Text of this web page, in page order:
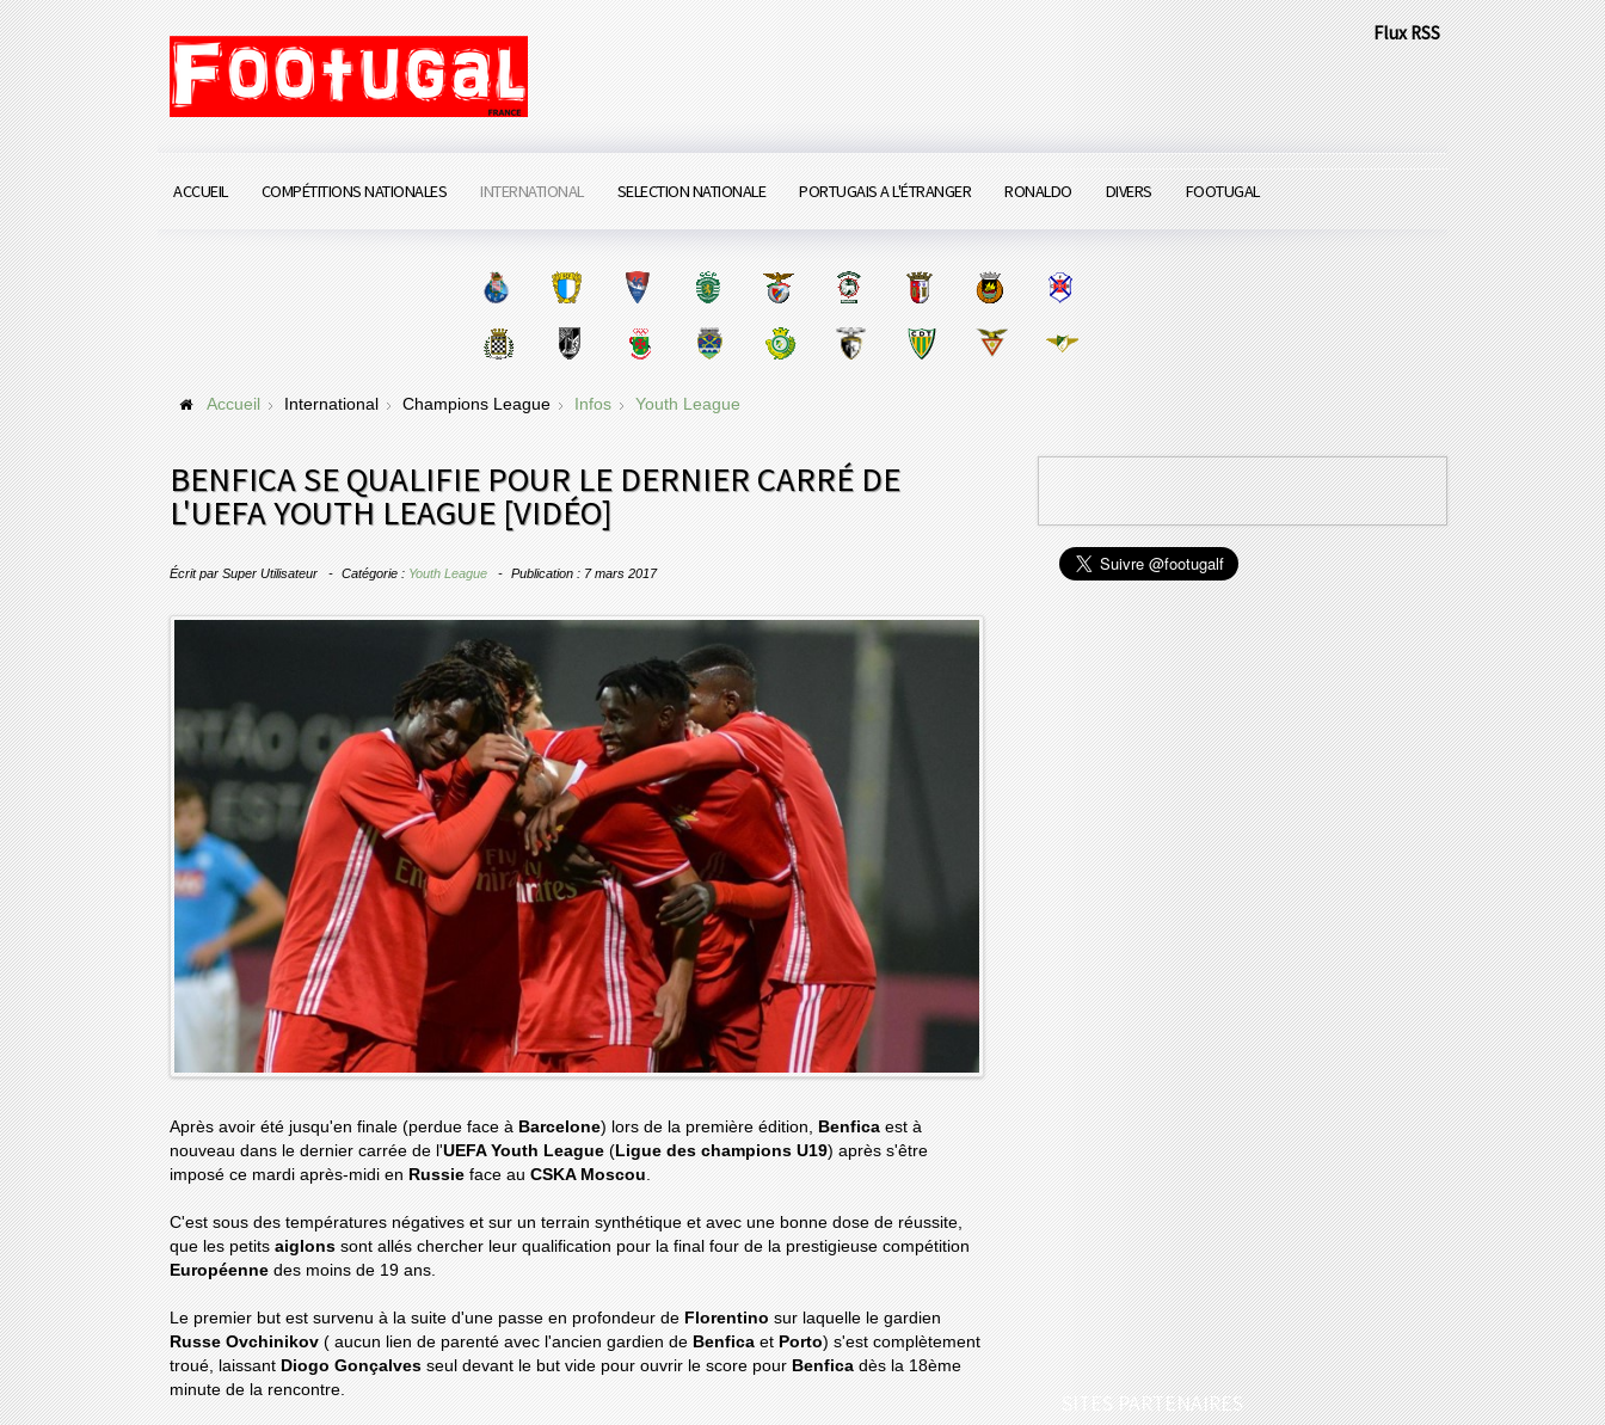
Flux RSS
ACCUEIL COMPÉTITIONS NATIONALES INTERNATIONAL SELECTION NATIONALE PORTUGAIS A L'ÉTRANGER RONALDO DIVERS FOOTUGAL
Accueil International Champions League Infos Youth League
BENFICA SE QUALIFIE POUR LE DERNIER CARRÉ DE
L'UEFA YOUTH LEAGUE [VIDÉO]
Écrit par Super Utilisateur Catégorie : Youth League Publication : 7 mars 2017
Après avoir été jusqu'en finale (perdue face à Barcelone) lors de la première édition, Benfica est à
nouveau dans le dernier carrée de l'UEFA Youth League ( Ligue des champions U19) après s'être
imposé ce mardi après-midi en Russie face au CSKA Moscou.
C'est sous des températures négatives et sur un terrain synthétique et avec une bonne dose de réussite,
que les petits aiglons sont allés chercher leur qualification pour la final four de la prestigieuse compétition
Européenne des moins de 19 ans.
Le premier but est survenu à la suite d'une passe en profondeur de Florentino sur laquelle le gardien
Russe Ovchinikov ( aucun lien de parenté avec l'ancien gardien de Benfica et Porto) s'est complètement
troué, laissant Diogo Gonçalves seul devant le but vide pour ouvrir le score pour Benfica dès la 18ème
minute de la rencontre.
SITES PARTENAIRES